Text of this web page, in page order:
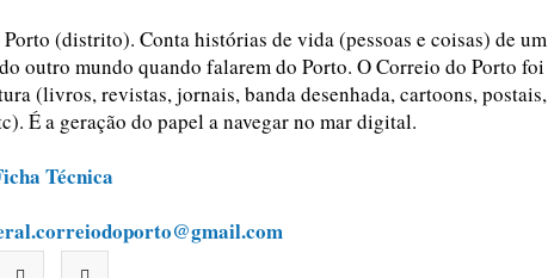
(distrito). Conta histórias de vida (pessoas e coisas) de um
outro mundo quando falarem do Porto. O Correio do Porto foi
(livros, revistas, jornais, banda desenhada, cartoons, postais,
É a geração do papel a navegar no mar digital.
Técnica